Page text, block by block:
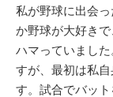
私が野球に出会
か野球が大好き
ハマっていまし
すが、最初は私
す。試合でバッ